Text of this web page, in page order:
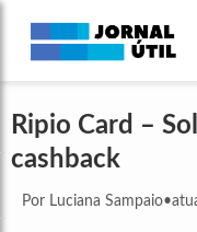
Ripio Card –
cashback
Por Luciana Sampaio•